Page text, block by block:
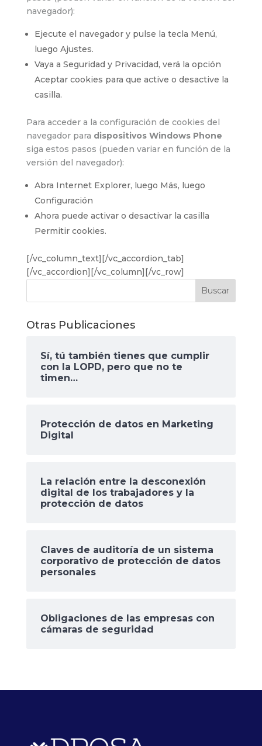
navegador):
Ejecute el navegador y pulse la tecla Menú,
luego Ajustes.
Vaya a Seguridad y Privacidad, verá la opción
Aceptar cookies para que active o desactive la
casilla.
Para acceder a la configuración de cookies del
navegador para dispositivos Windows Phone
siga estos pasos (pueden variar en función de la
versión del navegador):
Abra Internet Explorer, luego Más, luego
Configuración
Ahora puede activar o desactivar la casilla
Permitir cookies.
[/vc_column_text][/vc_accordion_tab]
[/vc_accordion][/vc_column][/vc_row]
Otras Publicaciones
Sí, tú también tienes que cumplir
con la LOPD, pero que no te
timen…
Protección de datos en Marketing
Digital
La relación entre la desconexión
digital de los trabajadores y la
protección de datos
Claves de auditoría de un sistema
corporativo de protección de datos
personales
Obligaciones de las empresas con
cámaras de seguridad